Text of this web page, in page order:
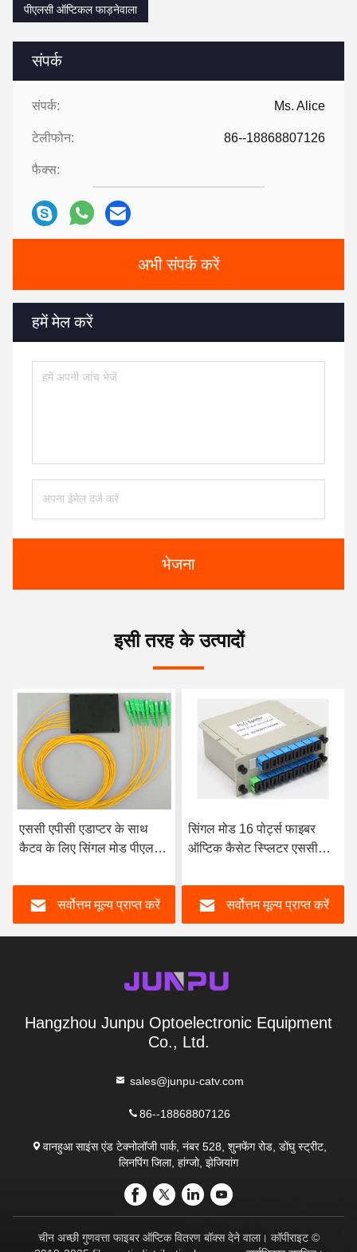
संपर्क
संपर्क: Ms. Alice
टेलीफोन: 86--18868807126
फैक्स:
अभी संपर्क करें
हमें मेल करें
भेजना
पीएलसी ऑप्टिकल फाड़नेवाला
इसी तरह के उत्पादों
एससी एपीसी एडाप्टर के साथ
कैटव के लिए सिंगल मोड पीएलसी
1x8
सर्वोत्तम मूल्य प्राप्त करें
सिंगल मोड 16 पोर्ट्स फाइबर
ऑप्टिक कैसेट स्प्लिटर एससी
सर्वोत्तम मूल्य प्राप्त करें
Hangzhou Junpu Optoelectronic Equipment
Co., Ltd.
sales@junpu-catv.com
86--18868807126
वानहुआ साइंस एंड टेक्नोलॉजी पार्क, नंबर 528, शुनफेंग रोड, डोंघु स्ट्रीट,
लिनपिंग जिला, हांग्जो, झेजियांग
चीन अच्छी गुणवत्ता फाइबर ऑप्टिक वितरण बॉक्स देने वाला। कॉपीराइट ©